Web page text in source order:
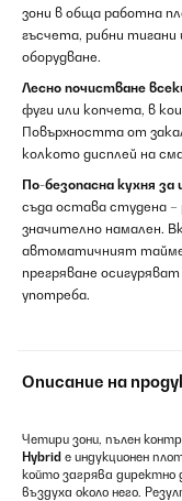
зони в обща работна
гъсчета, рибни тигани
оборудване.
Лесно почистване
фуги или копчета, в
Повърхността от
колкото дисплей на
По-безопасна кухня
съда остава студена –
значително намален.
автоматичният
прегряване
употреба.
Описание на
Четири зони, пълен
Hybrid е индукционен
който загрява
въздуха около него.